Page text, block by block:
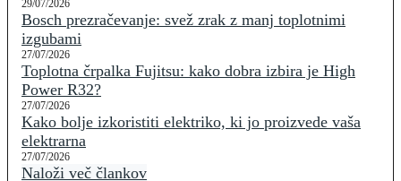
29/07/2026
Bosch prezračevanje: svež zrak z manj toplotnimi
izgubami
27/07/2026
Toplotna črpalka Fujitsu: kako dobra izbira je High
Power R32?
27/07/2026
Kako bolje izkoristiti elektriko, ki jo proizvede vaša
elektrarna
27/07/2026
Naloži več člankov